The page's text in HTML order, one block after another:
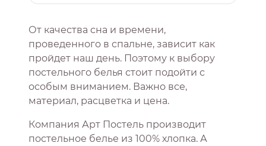
От качества сна и времени,
проведенного в спальне, зависит как
пройдет наш день. Поэтому к выбору
постельного белья стоит подойти с
особым вниманием. Важно все,
материал, расцветка и цена.
Компания Арт Постель производит
постельное белье из 100% хлопка. А